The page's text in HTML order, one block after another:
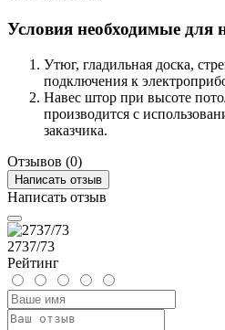
Условия необходимые для
Утюг, гладильная доска,
подключения к
Навес штор при высоте
производится с
заказчика.
Отзывов (0)
Написать отзыв
Написать отзыв
2737/73
Рейтинг